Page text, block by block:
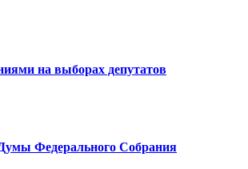
на выборах депутатов
Федерального Собрания